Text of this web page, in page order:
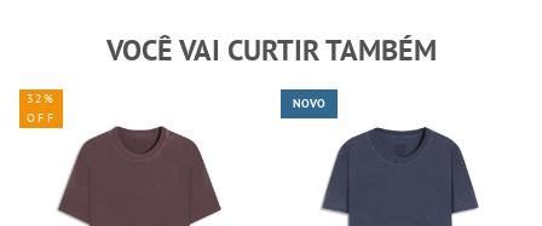
VOCÊ VAI CURTIR TAMBÉM
32%
OFF
NOVO